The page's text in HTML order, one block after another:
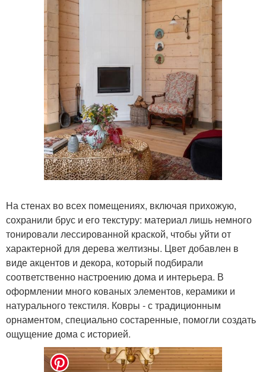
На стенах во всех помещениях, включая прихожую,
сохранили брус и его текстуру: материал лишь немного
тонировали лессированной краской, чтобы уйти от
характерной для дерева желтизны. Цвет добавлен в
виде акцентов и декора, который подбирали
соответственно настроению дома и интерьера. В
оформлении много кованых элементов, керамики и
натурального текстиля. Ковры - с традиционным
орнаментом, специально состаренные, помогли создать
ощущение дома с историей.